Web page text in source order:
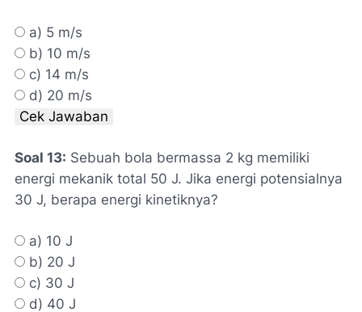
a) 5 m/s
b) 10 m/s
c) 14 m/s
d) 20 m/s
Cek Jawaban
Soal 13: Sebuah bola bermassa 2 kg memiliki
energi mekanik total 50 J. Jika energi potensialnya
30 J, berapa energi kinetiknya?
a) 10 J
b) 20 J
c) 30 J
d) 40 J